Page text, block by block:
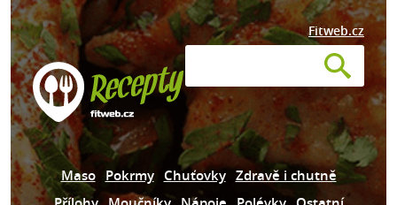
Fitweb.cz
Maso Pokrmy Chuťovky Zdravě i chutně